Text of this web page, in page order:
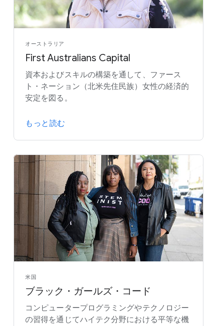
オーストラリア
First Australians Capital
資本およびスキルの構築を通して、ファース
ト・ネーション（北米先住民族）女性の経済的
安定を図る。
もっと読む
米国
ブラック・ガールズ・コード
コンピュータープログラミングやテクノロジー
の習得を通じてハイテク分野における平等な機